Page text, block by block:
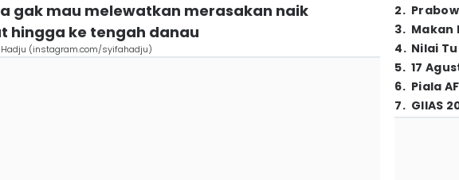
gak mau melewatkan merasakan naik
hingga ke tengah danau
Hadju (instagram.com/syifahadju)
2.
3. Makan
4. Nilai
5. 17
6. Piala
7. GIIAS